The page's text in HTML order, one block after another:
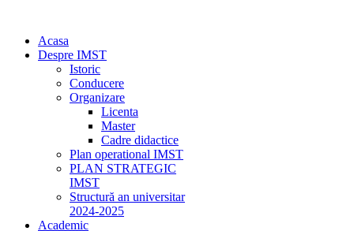
Acasa
Despre IMST
Istoric
Conducere
Organizare
Licenta
Master
Cadre didactice
Plan operational IMST
PLAN STRATEGIC
IMST
Structură an universitar
2024-2025
Academic